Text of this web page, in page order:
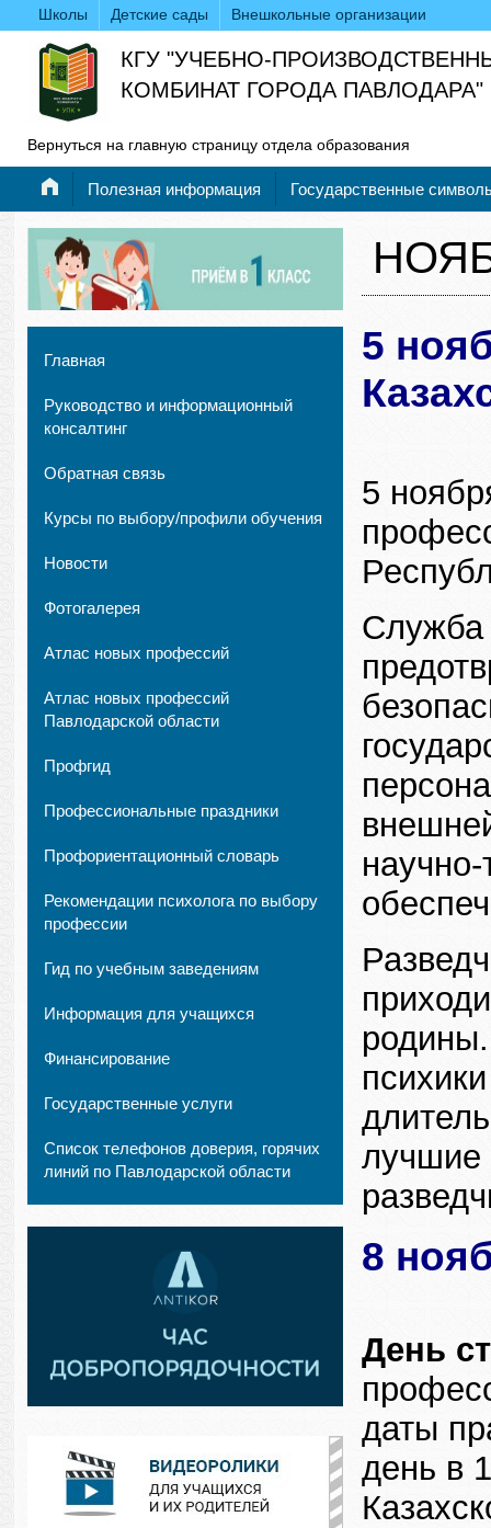
Школы Детские сады Внешкольные организации
КГУ "УЧЕБНО-
КОМБИНАТ ГОРОДА ПАВЛОДАРА"
Вернуться на главную страницу отдела образования
Полезная информация Государственные
Главная
Руководство и информационный
консалтинг
Обратная связь
Курсы по выбору/профили обучения
Новости
Фотогалерея
Атлас новых профессий
Атлас новых профессий
Павлодарской области
Профгид
Профессиональные праздники
Профориентационный словарь
Рекомендации психолога по выбору
профессии
Гид по учебным заведениям
Информация для учащихся
Финансирование
Государственные услуги
Список телефонов доверия, горячих
линий по Павлодарской области
5
5
Служба
лучшие
8
День
даты
день в